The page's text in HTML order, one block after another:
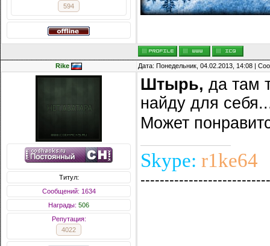
594
Rike Дата: Понедельник, 04.02.2013, 14:08 |
Титул:
Сообщений: 1634
Награды: 506
Репутация:
4022
Штырь, да там
найду для
Может
Skype: r1ke64